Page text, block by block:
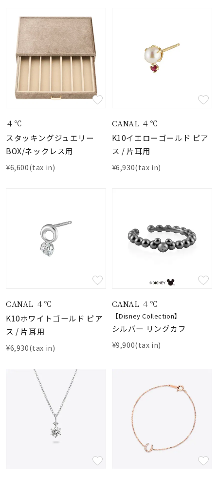
４℃
スタッキングジュエリー
BOX/ネックレス用
¥6,600(tax in)
CANAL ４℃
K10イエローゴールド ピア
ス / 片耳用
¥6,930(tax in)
CANAL ４℃
K10ホワイトゴールド ピア
ス / 片耳用
¥6,930(tax in)
CANAL ４℃
【Disney Collection】
シルバー リングカフ
¥9,900(tax in)